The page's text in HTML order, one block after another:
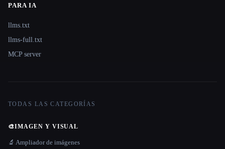
PARA IA
llms.txt
llms-full.txt
MCP server
TODAS LAS CATEGORÍAS
🎨IMAGEN Y VISUAL
🔬 Ampliador de imágenes